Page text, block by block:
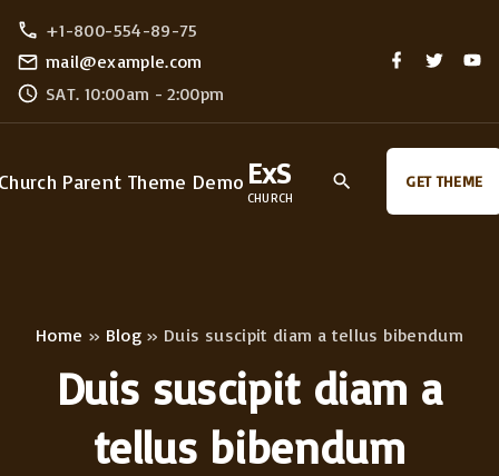
p
o
+1-800-554-89-75
mail@example.com
SAT. 10:00am - 2:00pm
b
o
k
t
e
u
b
ExS
CHURCH
GET THEME
Home » Blog» Duis suscipit diam a tellus bibendum
Duis suscipit diam a
tellus bibendum